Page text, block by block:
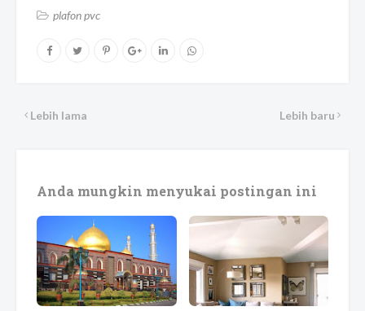
plafon pvc
Lebih baru
Lebih lama
Anda mungkin menyukai postingan ini